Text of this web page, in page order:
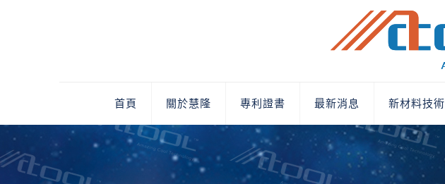
首頁 關於慧隆 專利證書 最新消息 新材料技術